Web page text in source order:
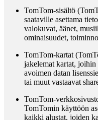
TomTom-sisältö
saataville asettama
valokuvat, äänet,
ominaisuudet,
TomTom-kartat
jakelemat kartat,
avoimen datan
tai muut vastaavat
TomTom-
TomTomin käyttöön
kaikki alustat, joiden